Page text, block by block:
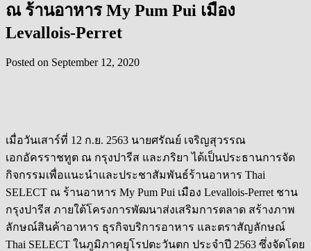
ณ ร้านอาหาร My Pum Pui เมือง
Levallois-Perret
Posted on September 12, 2020
เมื่อวันเสาร์ที่ 12 ก.ย. 2563 นายศรัณย์ เจริญสุวรรณ
เอกอัครราชทูต ณ กรุงปารีส และภริยา ได้เป็นประธานการจัด
กิจกรรมเพื่อแนะนำและประชาสัมพันธ์ร้านอาหาร Thai
SELECT ณ ร้านอาหาร My Pum Pui เมือง Levallois-Perret ชาน
กรุงปารีส ภายใต้โครงการพัฒนาส่งเสริมการตลาด สร้างภาพ
ลักษณ์สินค้าอาหาร ธุรกิจบริการอาหาร และตราสัญลักษณ์
Thai SELECT ในภูมิภาคยุโรปตะวันตก ประจำปี 2563 ซึ่งจัดโดย